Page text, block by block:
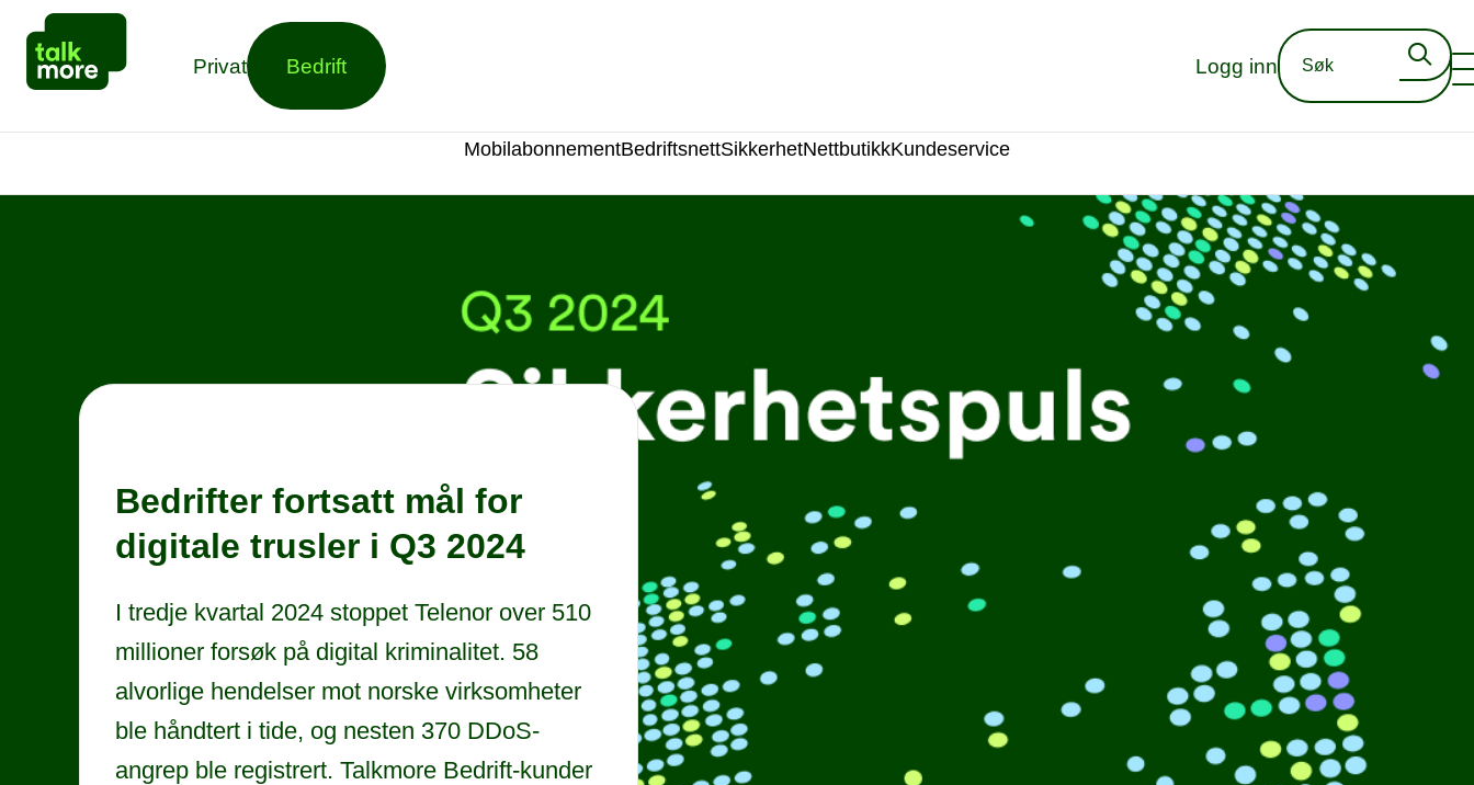
Privat Bedrift Logg inn
MobilabonnementBedriftsnettSikkerhetNettbutikkKundeservice
Bedrifter fortsatt mål for
digitale trusler i Q3 2024
I tredje kvartal 2024 stoppet Telenor over 510
millioner forsøk på digital kriminalitet. 58
alvorlige hendelser mot norske virksomheter
ble håndtert i tide, og nesten 370 DDoS-
angrep ble registrert. Talkmore Bedrift-kunder